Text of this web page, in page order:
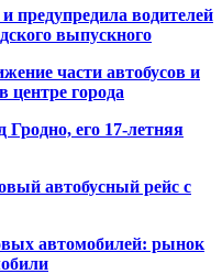
предупредила водителей
выпускного
части автобусов и
центре города
Гродно, его 17-летняя
автобусный рейс с
автомобилей: рынок